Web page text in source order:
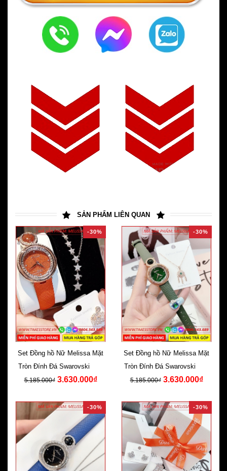
SẢN PHẨM LIÊN QUAN
-30%
Set Đồng hồ Nữ Melissa Mặt
Tròn Đính Đá Swarovski Dây
Da Cam
5.185.000₫ 3.630.000₫
-30%
Set Đồng hồ Nữ Melissa Mặt
Tròn Đính Đá Swarovski Dây
Da Xanh
5.185.000₫ 3.630.000₫
-30% -30%